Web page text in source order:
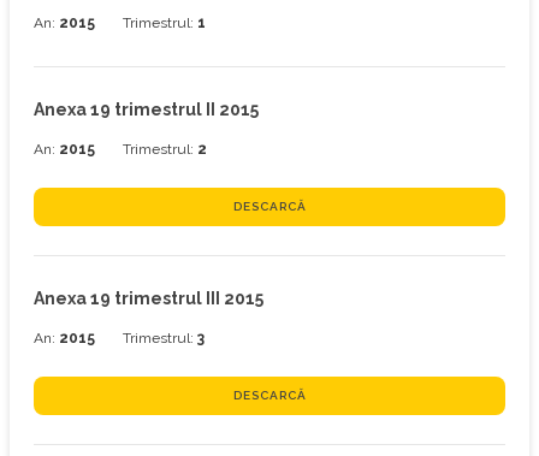
An: 2015 Trimestrul: 1
Anexa 19 trimestrul II 2015
An: 2015 Trimestrul: 2
DESCARCĂ
Anexa 19 trimestrul III 2015
An: 2015 Trimestrul: 3
DESCARCĂ